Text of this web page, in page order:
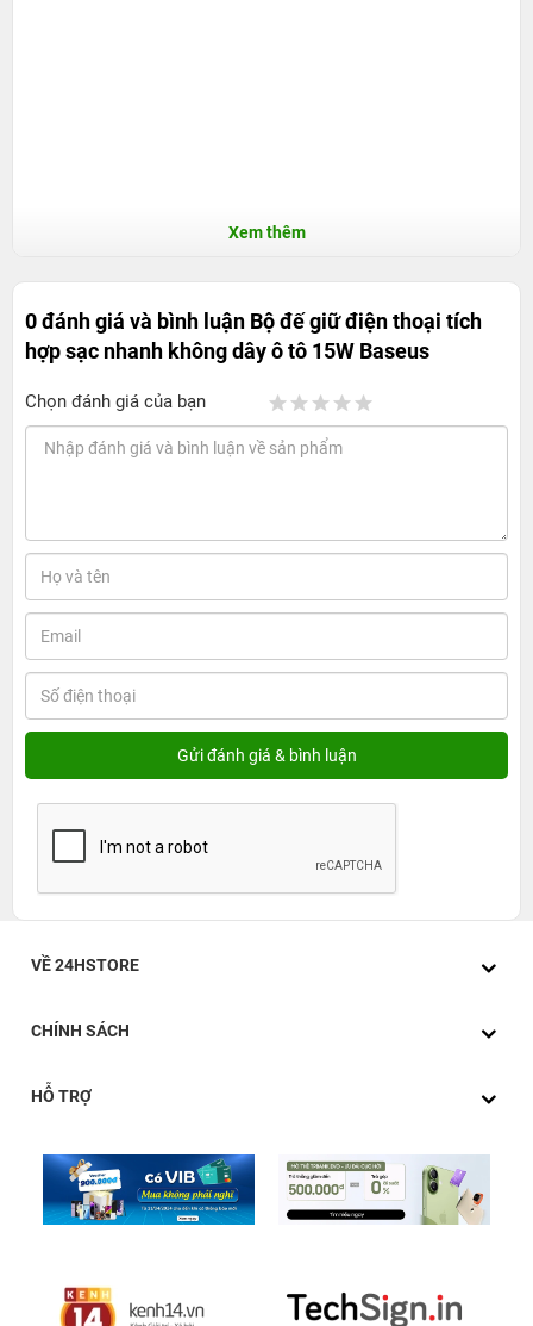
Xem thêm
0 đánh giá và bình luận Bộ đế giữ điện thoại tích
hợp sạc nhanh không dây ô tô 15W Baseus
Chọn đánh giá của bạn
VỀ 24HSTORE
CHÍNH SÁCH
HỖ TRỢ